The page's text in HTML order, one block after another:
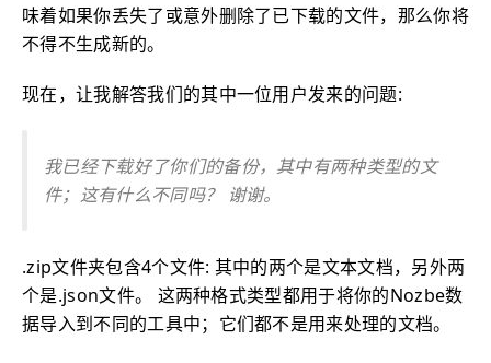
味着如果你丢失了或意外删除了已下载的文件，那么你将
不得不生成新的。
现在，让我解答我们的其中一位用户发来的问题:
我已经下载好了你们的备份，其中有两种类型的文
件；这有什么不同吗？ 谢谢。
.zip文件夹包含4个文件: 其中的两个是文本文档，另外两
个是.json文件。 这两种格式类型都用于将你的Nozbe数
据导入到不同的工具中；它们都不是用来处理的文档。